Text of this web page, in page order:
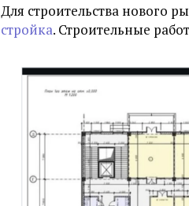
Для строительства нового
стройка. Строительные